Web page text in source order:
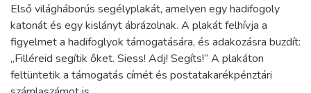
Első világháborús segélyplakát, amelyen egy hadifogoly
katonát és egy kislányt ábrázolnak. A plakát felhívja a
figyelmet a hadifoglyok támogatására, és adakozásra buzdít:
„Filléreid segítik őket. Siess! Adj! Segíts!” A plakáton
feltüntetik a támogatás címét és postatakarékpénztári